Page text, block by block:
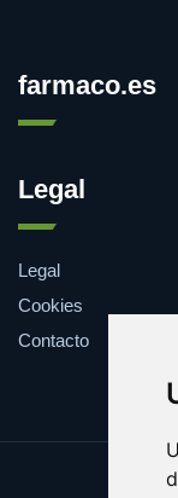
farmaco.es
Legal
Legal
Cookies
Contacto